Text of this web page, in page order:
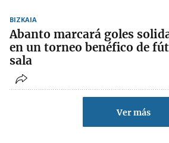
BIZKAIA
Abanto marcará goles
en un torneo benéfico de
sala
Ver más